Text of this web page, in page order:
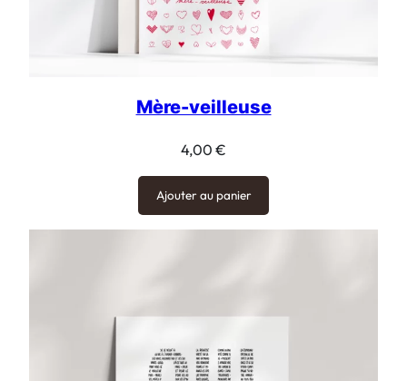
Mère-veilleuse
4,00 €
Ajouter au panier